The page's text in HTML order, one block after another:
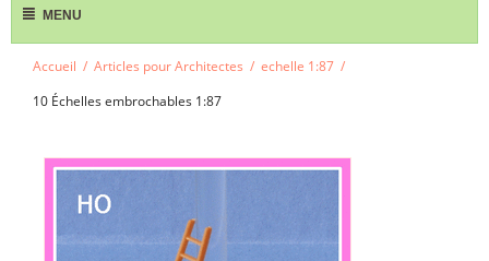
MENU
Accueil / Articles pour Architectes / echelle 1:87 /
10 Échelles embrochables 1:87